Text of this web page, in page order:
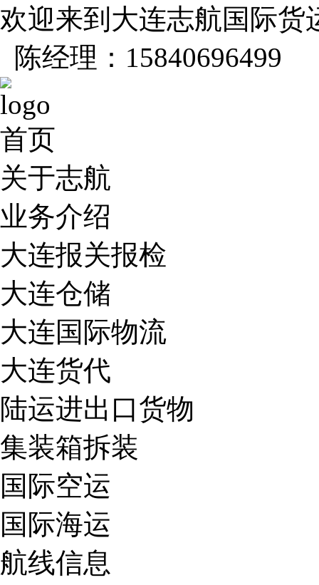
欢迎来到大连志航国际货
陈经理：15840696499
首页
关于志航
业务介绍
大连报关报检
大连仓储
大连国际物流
大连货代
陆运进出口货物
集装箱拆装
国际空运
国际海运
航线信息